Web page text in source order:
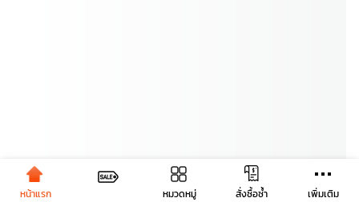
หน้าแรก หมวดหมู่ สั่งซื้อซ้ำ เพิ่มเติม